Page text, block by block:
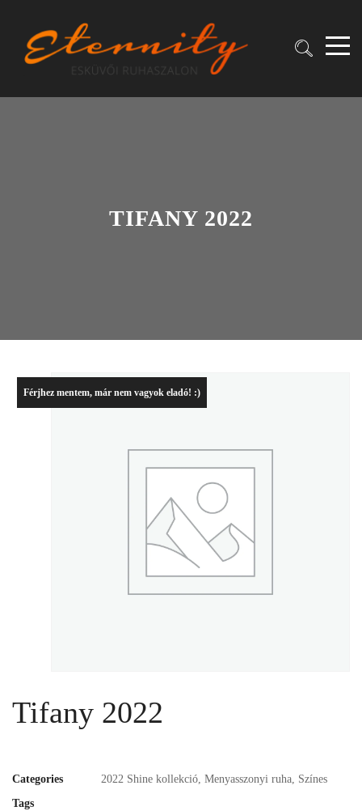
TIFANY 2022
Férjhez mentem, már nem vagyok eladó! :)
Tifany 2022
Categories 2022 Shine kollekció, Menyasszonyi ruha, Színes
Tags